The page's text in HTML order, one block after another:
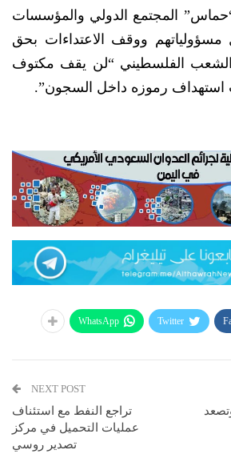
المجتمع الدولي والمؤسسات
مسؤولياتهم ووقف الاعتداءات بحق
الشعب الفلسطيني “لن يقف مكتوف
استهداف رموزه داخل السجون”.
Twitter
WhatsApp
NEXT POST
تراجع النفط مع استئناف
عمليات التحميل في مركز
تصدير روسي